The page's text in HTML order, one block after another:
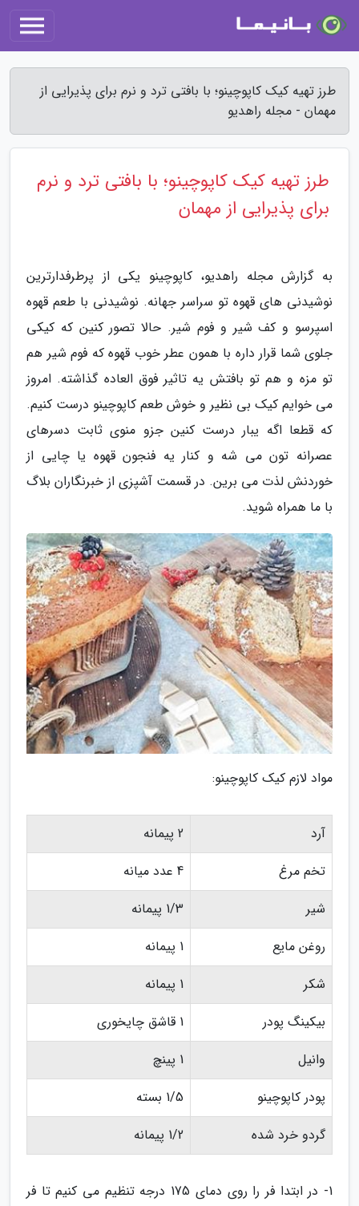
طرز تهیه کیک کاپوچینو؛ با بافتی ترد و نرم برای پذیرایی از
مهمان - مجله راهدیو
طرز تهیه کیک کاپوچینو؛ با بافتی ترد و نرم
برای پذیرایی از مهمان
به گزارش مجله راهدیو، کاپوچینو یکی از پرطرفدارترین
نوشیدنی های قهوه تو سراسر جهانه. نوشیدنی با طعم قهوه
اسپرسو و کف شیر و فوم شیر. حالا تصور کنین که کیکی
جلوی شما قرار داره با همون عطر خوب قهوه که فوم شیر هم
تو مزه و هم تو بافتش یه تاثیر فوق العاده گذاشته. امروز
می خوایم کیک بی نظیر و خوش طعم کاپوچینو درست کنیم.
که قطعا اگه یبار درست کنین جزو منوی ثابت دسرهای
عصرانه تون می شه و کنار یه فنجون قهوه یا چایی از
خوردنش لذت می برین. در قسمت آشپزی از خبرنگاران بلاگ
با ما همراه شوید.
مواد لازم کیک کاپوچینو:
آرد
2 پیمانه
تخم مرغ
4 عدد میانه
شیر
1/3 پیمانه
روغن مایع
1 پیمانه
شکر
1 پیمانه
بیکینگ پودر
1 قاشق چایخوری
وانیل
1 پینچ
پودر کاپوچینو
1/5 بسته
گردو خرد شده
1/2 پیمانه
1- در ابتدا فر را روی دمای 175 درجه تنظیم می کنیم تا فر